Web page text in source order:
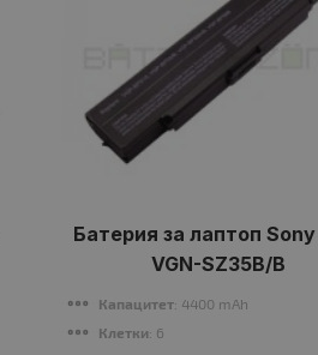
Батерия за лаптоп
VGN-SZ35B/B
Капацитет: 4400 mAh
Клетки: 6